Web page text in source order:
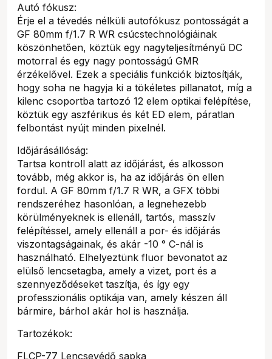
Autó fókusz:
Érje el a tévedés nélküli autofókusz pontosságát a
GF 80mm f/1.7 R WR csúcstechnológiáinak
köszönhetően, köztük egy nagyteljesítményű DC
motorral és egy nagy pontosságú GMR
érzékelővel. Ezek a speciális funkciók biztosítják,
hogy soha ne hagyja ki a tökéletes pillanatot, míg a
kilenc csoportba tartozó 12 elem optikai felépítése,
köztük egy aszférikus és két ED elem, páratlan
felbontást nyújt minden pixelnél.
Időjárásállóság:
Tartsa kontroll alatt az időjárást, és alkosson
tovább, még akkor is, ha az időjárás ön ellen
fordul. A GF 80mm f/1.7 R WR, a GFX többi
rendszeréhez hasonlóan, a legnehezebb
körülményeknek is ellenáll, tartós, masszív
felépítéssel, amely ellenáll a por- és időjárás
viszontagságainak, és akár -10 ° C-nál is
használható. Elhelyeztünk fluor bevonatot az
elülső lencsetagba, amely a vizet, port és a
szennyeződéseket taszítja, és így egy
professzionális optikája van, amely készen áll
bármire, bárhol akár hol is használja.
Tartozékok:
FLCP-77 Lencsevédő sapka